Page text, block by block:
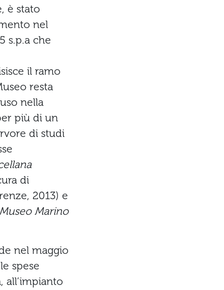
è stato
nel
s.p.a che
il ramo
resta
nella
più di un
di studi
di
2013) e
Marino
nel maggio
spese
all’impianto